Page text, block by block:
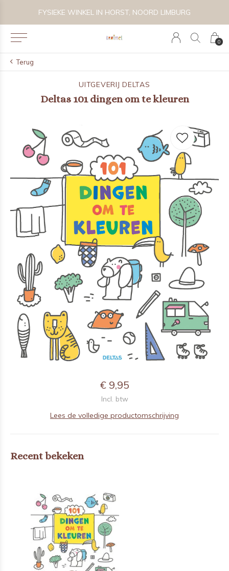
0
FYSIEKE WINKEL IN HORST, NOORD LIMBURG
Terug
UITGEVERIJ DELTAS
Deltas 101 dingen om te kleuren
€ 9,95
Incl. btw
Lees de volledige productomschrijving
Recent bekeken